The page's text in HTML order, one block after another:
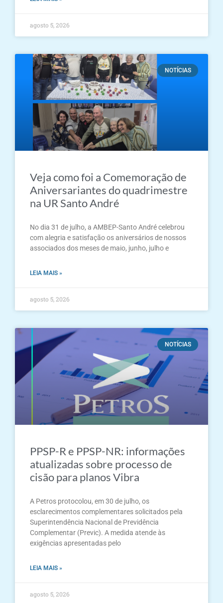
agosto 5, 2026
NOTÍCIAS
Veja como foi a Comemoração de
Aniversariantes do quadrimestre
na UR Santo André
No dia 31 de julho, a AMBEP-Santo André celebrou
com alegria e satisfação os aniversários de nossos
associados dos meses de maio, junho, julho e
LEIA MAIS »
agosto 5, 2026
NOTÍCIAS
PPSP-R e PPSP-NR: informações
atualizadas sobre processo de
cisão para planos Vibra
A Petros protocolou, em 30 de julho, os
esclarecimentos complementares solicitados pela
Superintendência Nacional de Previdência
Complementar (Previc). A medida atende às
exigências apresentadas pelo
LEIA MAIS »
agosto 5, 2026